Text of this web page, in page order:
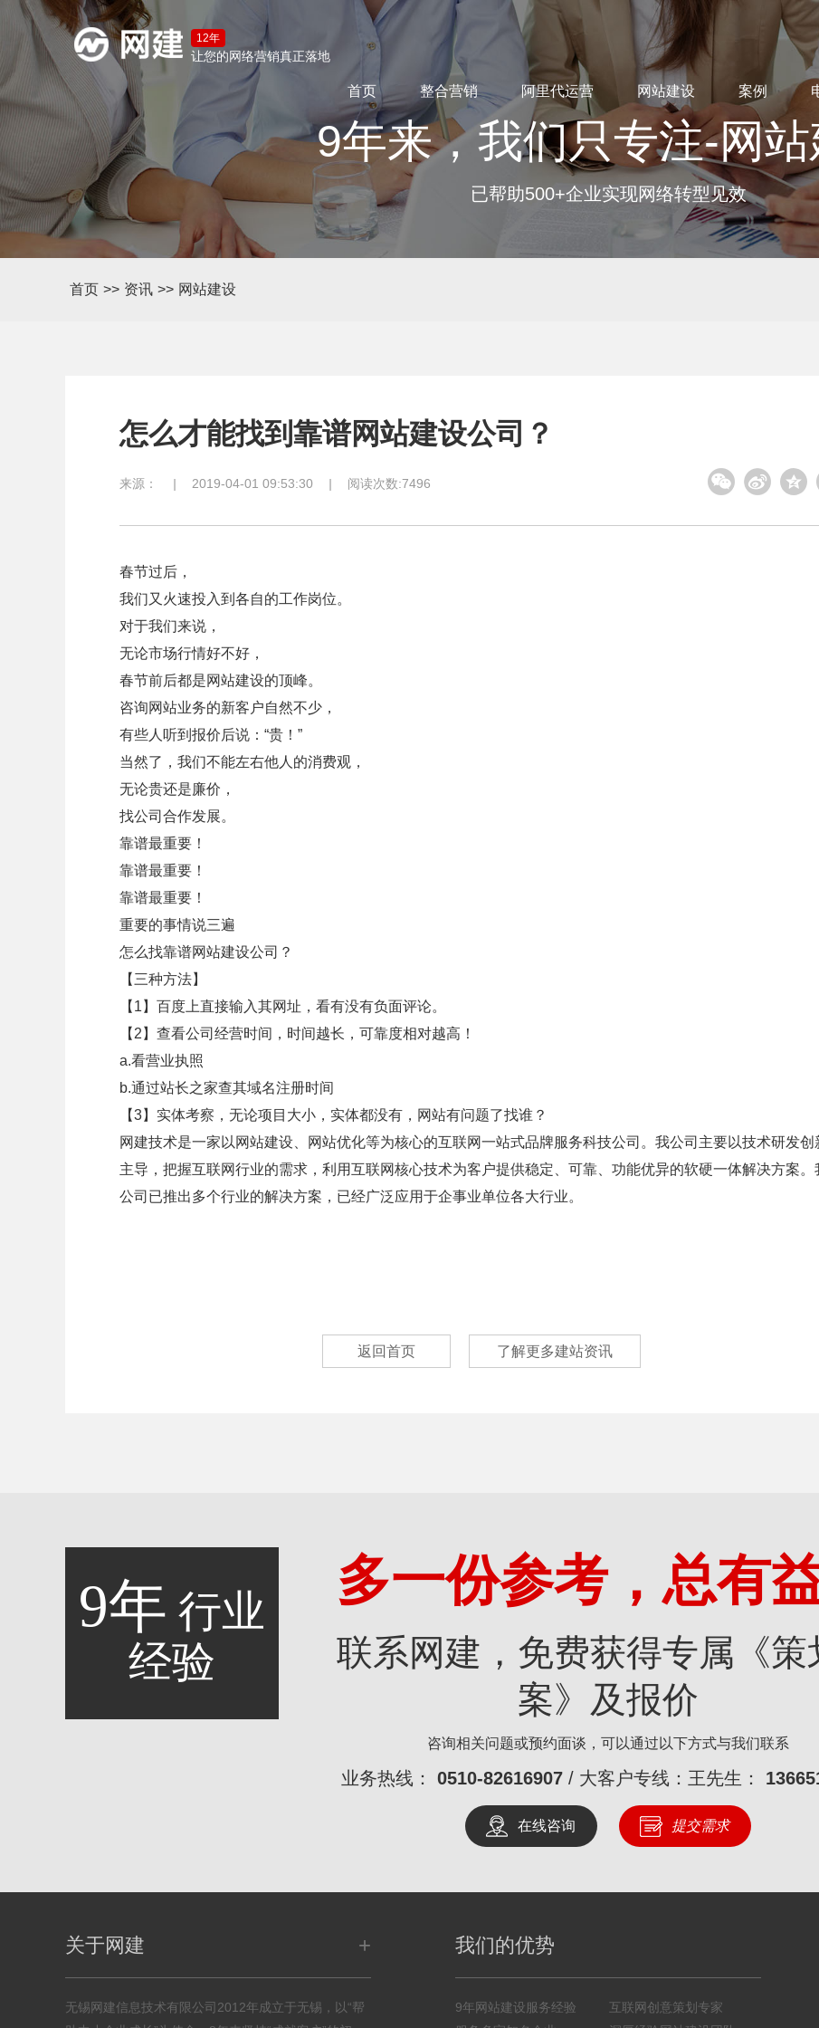
12年
让您的网络营销真正落地
首页 整合营销 阿里代运营 网站建设 案例
9年来，我们只专注-网
已帮助500+企业实现网络转型见效
首页 >> 资讯 >> 网站建设
怎么才能找到靠谱网站建设公司？
来源： | 2019-04-01 09:53:30 | 阅读次数:7496
春节过后，
我们又火速投入到各自的工作岗位。
对于我们来说，
无论市场行情好不好，
春节前后都是网站建设的顶峰。
咨询网站业务的新客户自然不少，
有些人听到报价后说：“贵！”
当然了，我们不能左右他人的消费观，
无论贵还是廉价，
找公司合作发展。
靠谱最重要！
靠谱最重要！
靠谱最重要！
重要的事情说三遍
怎么找靠谱网站建设公司？
【三种方法】
【1】百度上直接输入其网址，看有没有负面评论。
【2】查看公司经营时间，时间越长，可靠度相对越高！
a.看营业执照
b.通过站长之家查其域名注册时间
【3】实体考察，无论项目大小，实体都没有，网站有问题了找谁？
网建技术是一家以网站建设、网站优化等为核心的互联网一站式品牌服务科技公司。我公司主要以技术研发创
主导，把握互联网行业的需求，利用互联网核心技术为客户提供稳定、可靠、功能优异的软硬一体解决方案。
公司已推出多个行业的解决方案，已经广泛应用于企事业单位各大行业。
返回首页 了解更多建站资讯
9年 行业
经验
多一份参考，总有
联系网建，免费获得专属《策
案》及报价
咨询相关问题或预约面谈，可以通过以下方式与我们联系
业务热线： 0510-82616907 / 大客户专线：王先生：
在线咨询 提交需求
关于网建 +
无锡网建信息技术有限公司2012年成立于无锡，以“帮
我们的优势
9年网站建设服务经验
互联网创意策划专家